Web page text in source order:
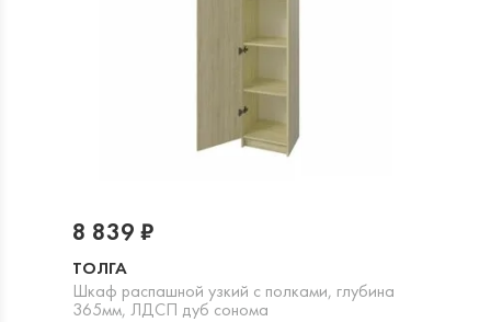
ТОЛГА
Шкаф распашной узкий с полками, глубина
365мм, ЛДСП дуб сонома
8 839 ₽